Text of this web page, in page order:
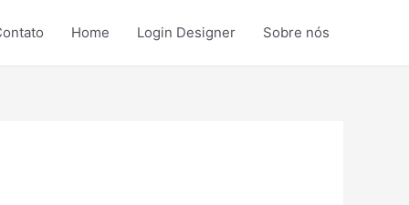
Home Login Designer Sobre nós